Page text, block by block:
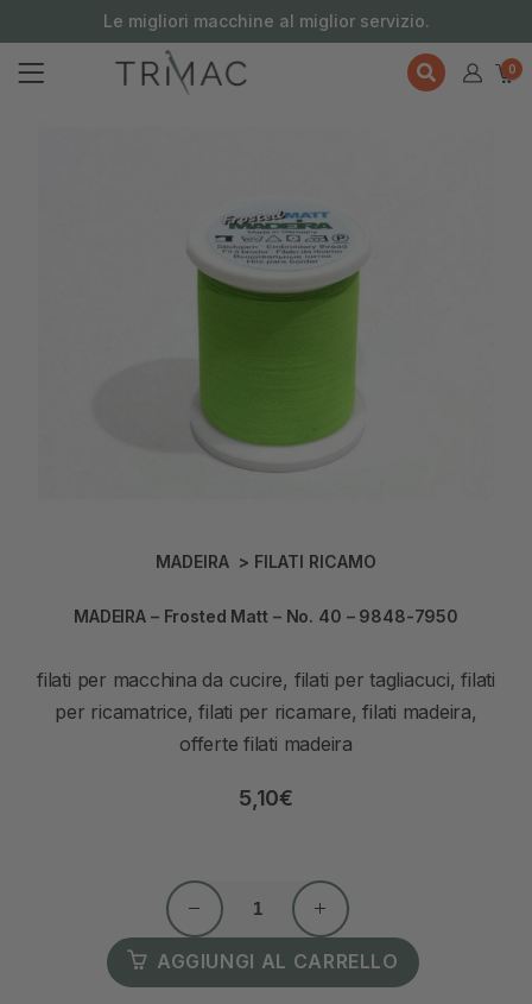
Le migliori macchine al miglior servizio.
0
MADEIRA > FILATI RICAMO
MADEIRA – Frosted Matt – No. 40 – 9848-7950
filati per macchina da cucire, filati per tagliacuci, filati
per ricamatrice, filati per ricamare, filati madeira,
offerte filati madeira
5,10€
AGGIUNGI AL CARRELLO